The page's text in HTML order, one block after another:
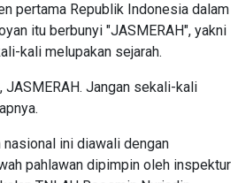
pertama Republik Indonesia dalam
itu berbunyi "JASMERAH", yakni
kali melupakan sejarah.
JASMERAH. Jangan sekali-kali
nasional ini diawali dengan
pahlawan dipimpin oleh inspektur